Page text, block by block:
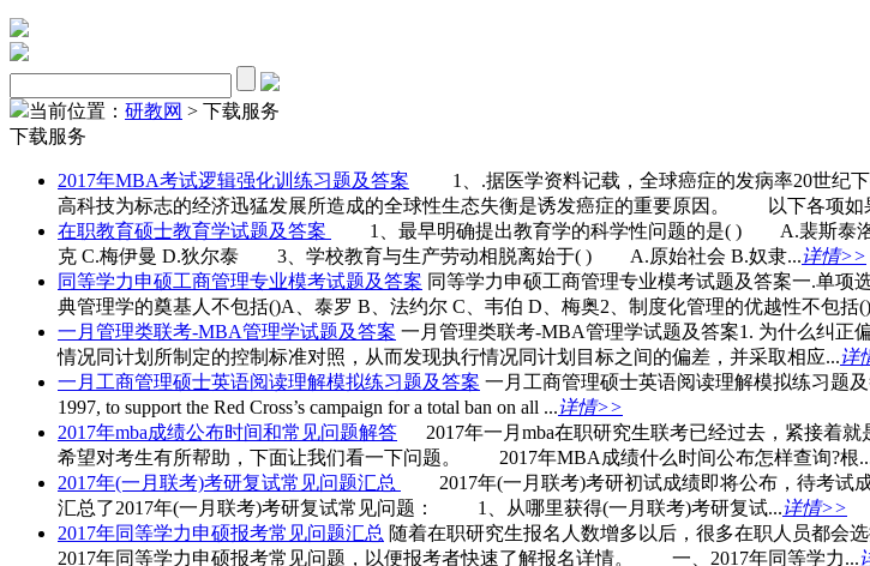
当前位置： 研教网 > 下载服务
下载服务
2017年MBA考试逻辑强化训练习题及答案
1、.据医学资料记载，全球癌症的发病率20世纪下
高科技为标志的经济迅猛发展所造成的全球性生态失衡是诱发癌症的重要原因。 以下各项如
在职教育硕士教育学试题及答案
1、最早明确提出教育学的科学性问题的是( ) A.裴斯泰
克 C.梅伊曼 D.狄尔泰 3、学校教育与生产劳动相脱离始于( ) A.原始社会 B.奴隶...详情>>
同等学力申硕工商管理专业模考试题及答案 同等学力申硕工商管理专业模考试题及答案一.单项
典管理学的奠基人不包括()A、泰罗 B、法约尔 C、韦伯 D、梅奥2、制度化管理的优越性不包括
一月管理类联考-MBA管理学试题及答案 一月管理类联考-MBA管理学试题及答案1. 为什么纠正
情况同计划所制定的控制标准对照，从而发现执行情况同计划目标之间的偏差，并采取相应...详
一月工商管理硕士英语阅读理解模拟练习题及答案 一月工商管理硕士英语阅读理解模拟练习题及答
1997, to support the Red Cross’s campaign for a total ban on all ...详情>>
2017年mba成绩公布时间和常见问题解答
2017年一月mba在职研究生联考已经过去，紧接着就
希望对考生有所帮助，下面让我们看一下问题。 2017年MBA成绩什么时间公布怎样查询?根
2017年(一月联考)考研复试常见问题汇总
2017年(一月联考)考研初试成绩即将公布，待考试
汇总了2017年(一月联考)考研复试常见问题： 1、从哪里获得(一月联考)考研复试...详情>>
2017年同等学力申硕报考常见问题汇总 随着在职研究生报名人数增多以后，很多在职人员都会
2017年同等学力申硕报考常见问题，以便报考者快速了解报名详情。 一、2017年同等学力...